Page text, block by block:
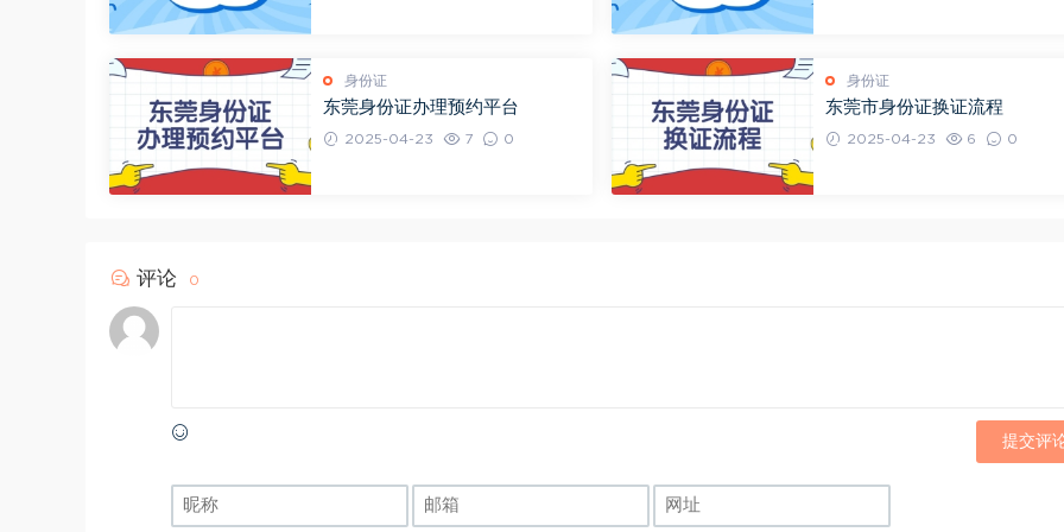
身份证
东莞身份证办理预约平台
2025-04-23 7 0
身份证
东莞市身份证换证流程
2025-04-23 6 0
评论 0
提交评